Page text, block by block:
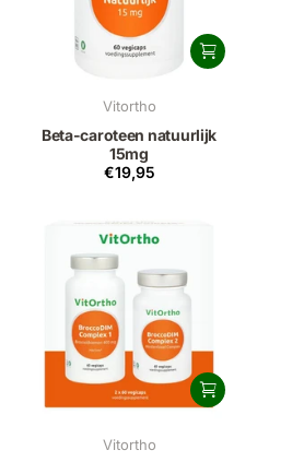
Vitortho
Beta-caroteen natuurlijk
15mg
€19,95
Vitortho